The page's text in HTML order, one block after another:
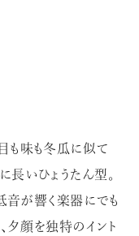
も味も冬瓜に似て
いひょうたん型。
音が響く楽器にでも
夕顔を独特のイント